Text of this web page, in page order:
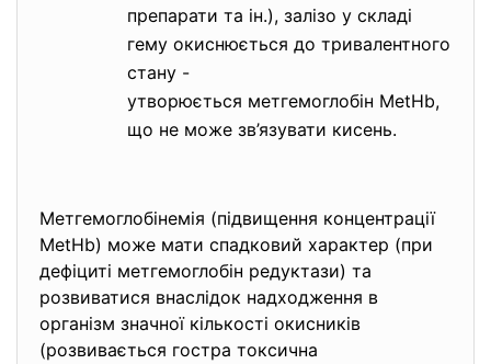
препарати та ін.), залізо у складі
гему окиснюється до тривалентного
стану -
утворюється метгемоглобін MetHb,
що не може зв’язувати кисень.
Метгемоглобінемія (підвищення концентрації
MetHb) може мати спадковий характер (при
дефіциті метгемоглобін редуктази) та
розвиватися внаслідок надходження в
організм значної кількості окисників
(розвивається гостра токсична